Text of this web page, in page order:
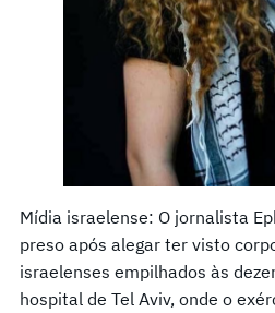
Mídia israelense: O jornalista
preso após alegar ter visto
israelenses empilhados às
hospital de Tel Aviv, onde o